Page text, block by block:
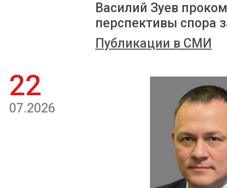
Василий Зуев
перспективы спора
Публикации в СМИ
22
07.2026